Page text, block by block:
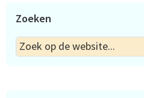
Zoeken
Zoek
op